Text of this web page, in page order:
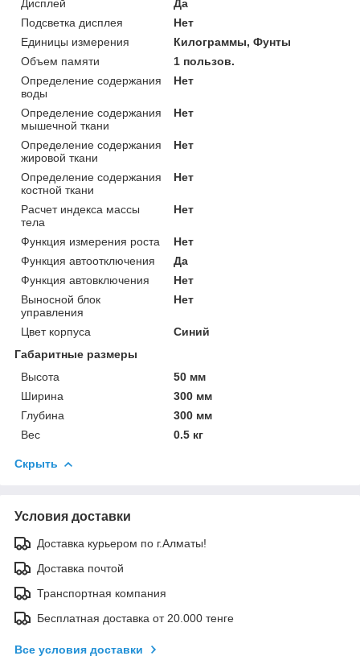
Дисплей
Да
Подсветка дисплея
Нет
Единицы измерения
Килограммы, Фунты
Объем памяти
1 пользов.
Определение содержания
воды
Нет
Определение содержания
мышечной ткани
Нет
Определение содержания
жировой ткани
Нет
Определение содержания
костной ткани
Нет
Расчет индекса массы
тела
Нет
Функция измерения роста
Нет
Функция автоотключения
Да
Функция автовключения
Нет
Выносной блок
управления
Нет
Цвет корпуса
Синий
Габаритные размеры
Высота
50 мм
Ширина
300 мм
Глубина
300 мм
Вес
0.5 кг
Скрыть
Условия доставки
Доставка курьером по г.Алматы!
Доставка почтой
Транспортная компания
Бесплатная доставка от 20.000 тенге
Все условия доставки